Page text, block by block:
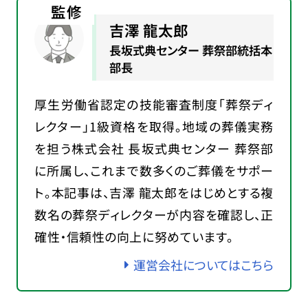
監修
吉澤 龍太郎
長坂式典センター 葬祭部統括本
部長
厚生労働省認定の技能審査制度「葬祭ディ
レクター」1級資格を取得。地域の葬儀実務
を担う株式会社 長坂式典センター 葬祭部
に所属し、これまで数多くのご葬儀をサポー
ト。本記事は、吉澤 龍太郎をはじめとする複
数名の葬祭ディレクターが内容を確認し、正
確性・信頼性の向上に努めています。
運営会社についてはこちら